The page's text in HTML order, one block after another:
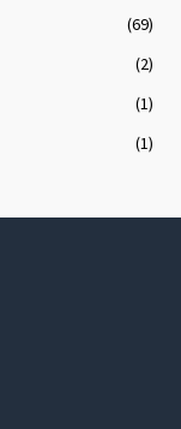
(69)
(2)
(1)
(1)